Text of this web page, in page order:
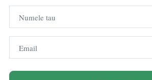
Numele tau
Email